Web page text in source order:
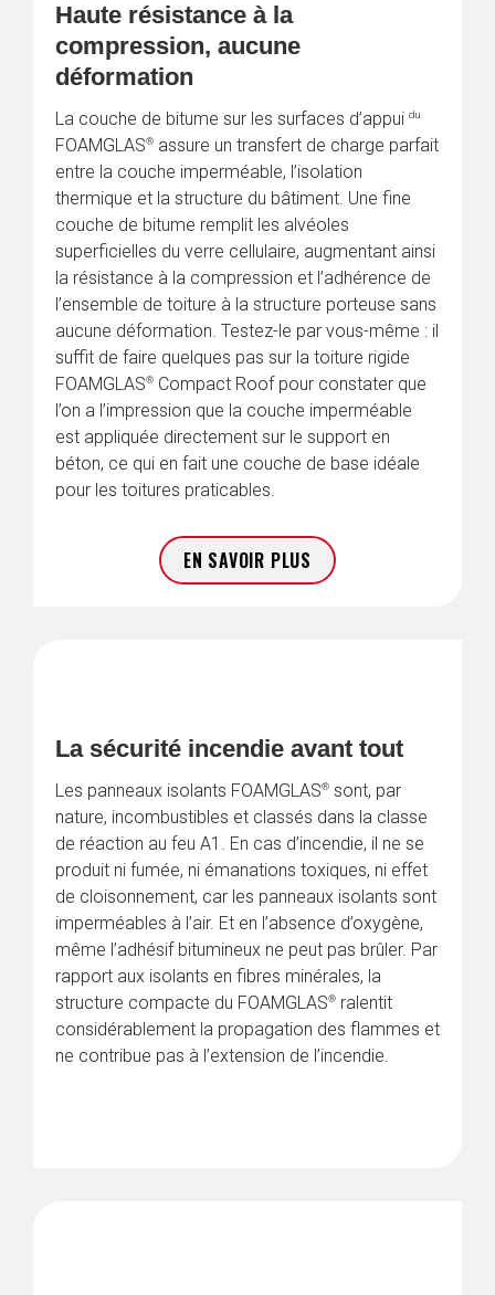
Haute résistance à la
compression, aucune
déformation
La couche de bitume sur les surfaces d’appui du
FOAMGLAS® assure un transfert de charge parfait
entre la couche imperméable, l’isolation
thermique et la structure du bâtiment. Une fine
couche de bitume remplit les alvéoles
superficielles du verre cellulaire, augmentant ainsi
la résistance à la compression et l’adhérence de
l’ensemble de toiture à la structure porteuse sans
aucune déformation. Testez-le par vous-même : il
suffit de faire quelques pas sur la toiture rigide
FOAMGLAS® Compact Roof pour constater que
l’on a l’impression que la couche imperméable
est appliquée directement sur le support en
béton, ce qui en fait une couche de base idéale
pour les toitures praticables.
EN SAVOIR PLUS
La sécurité incendie avant tout
Les panneaux isolants FOAMGLAS® sont, par
nature, incombustibles et classés dans la classe
de réaction au feu A1. En cas d’incendie, il ne se
produit ni fumée, ni émanations toxiques, ni effet
de cloisonnement, car les panneaux isolants sont
imperméables à l’air. Et en l’absence d’oxygène,
même l’adhésif bitumineux ne peut pas brûler. Par
rapport aux isolants en fibres minérales, la
structure compacte du FOAMGLAS® ralentit
considérablement la propagation des flammes et
ne contribue pas à l’extension de l’incendie.